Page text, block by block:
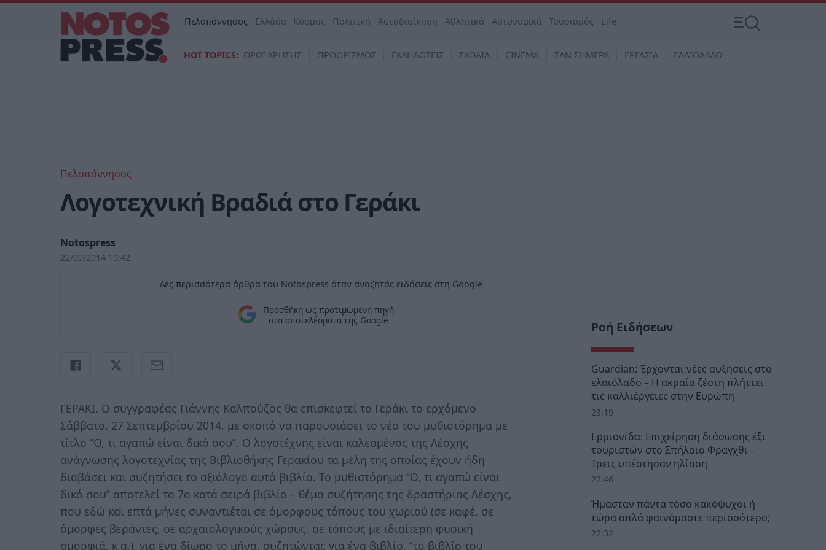
Πελοπόννησος Ελλάδα Κόσμος Πολιτική Αυτοδιοίκηση Αθλητικά Αστυνομικά Τουρισμός Life
HOT TOPICS: ΟΡΟΙ ΧΡΗΣΗΣ ΠΡΟΟΡΙΣΜΟΣ ΕΚΔΗΛΩΣΕΙΣ ΣΧΟΛΙΑ CINEMA ΣΑΝ ΣΗΜΕΡΑ ΕΡΓΑΣΙΑ ΕΛΑΙΟΛΑΔΟ
Πελοπόννησος
Λογοτεχνική Βραδιά στο Γεράκι
Notospress
22/09/2014 10:42
Δες περισσότερα άρθρα του Notospress όταν αναζητάς ειδήσεις στη Google
Προσθήκη ως προτιμώμενη πηγή
στα αποτελέσματα της Google
ΓΕΡΑΚΙ. Ο συγγραφέας Γιάννης Καλπούζος θα επισκεφτεί το Γεράκι το ερχόμενο
Σάββατο, 27 Σεπτεμβρίου 2014, με σκοπό να παρουσιάσει το νέο του μυθιστόρημα με
τίτλο ‘’Ο, τι αγαπώ είναι δικό σου’’. Ο λογοτέχνης είναι καλεσμένος της Λέσχης
ανάγνωσης λογοτεχνίας της Βιβλιοθήκης Γερακίου τα μέλη της οποίας έχουν ήδη
διαβάσει και συζητήσει το αξιόλογο αυτό βιβλίο. Το μυθιστόρημα ‘’Ο, τι αγαπώ είναι
δικό σου’’ αποτελεί το 7ο κατά σειρά βιβλίο – θέμα συζήτησης της δραστήριας Λέσχης,
που εδώ και επτά μήνες συναντιέται σε όμορφους τόπους του χωριού (σε καφέ, σε
όμορφες βεράντες, σε αρχαιολογικούς χώρους, σε τόπους με ιδιαίτερη φυσική
ομορφιά, κ.α.), για ένα δίωρο το μήνα, συζητώντας για ένα βιβλίο, ‘’το βιβλίο του
Ροή Ειδήσεων
Guardian: Έρχονται νέες αυξήσεις στο
ελαιόλαδο – Η ακραία ζέστη πλήττει
τις καλλιέργειες στην Ευρώπη
23:19
Ερμιονίδα: Επιχείρηση διάσωσης έξι
τουριστών στο Σπήλαιο Φράγχθι –
Τρεις υπέστησαν ηλίαση
22:46
Ήμασταν πάντα τόσο κακόψυχοι ή
τώρα απλά φαινόμαστε περισσότερο;
22:32